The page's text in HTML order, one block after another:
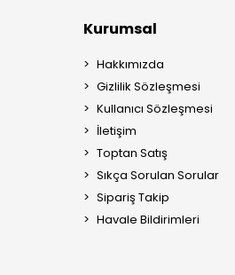
Kurumsal
Hakkımızda
Gizlilik Sözleşmesi
Kullanıcı Sözleşmesi
İletişim
Toptan Satış
Sıkça Sorulan Sorular
Sipariş Takip
Havale Bildirimleri